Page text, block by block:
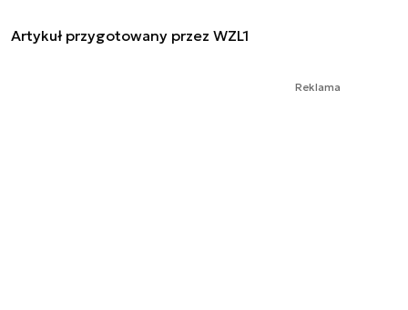
Artykuł przygotowany przez WZL1
Reklama